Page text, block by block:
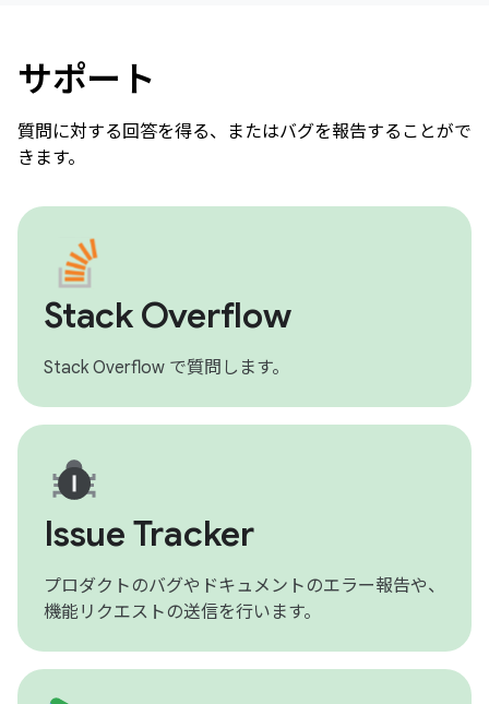
サポート
質問に対する回答を得る、またはバグを報告することがで
きます。
Stack Overflow
Stack Overflow で質問します。
Issue Tracker
プロダクトのバグやドキュメントのエラー報告や、
機能リクエストの送信を行います。